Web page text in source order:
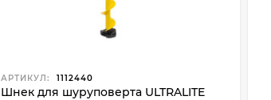
АРТИКУЛ: 1112440
Шнек для шуруповерта ULTRALITE